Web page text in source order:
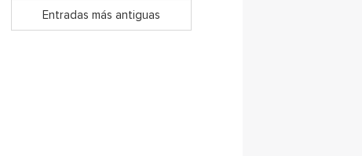
Entradas más antiguas